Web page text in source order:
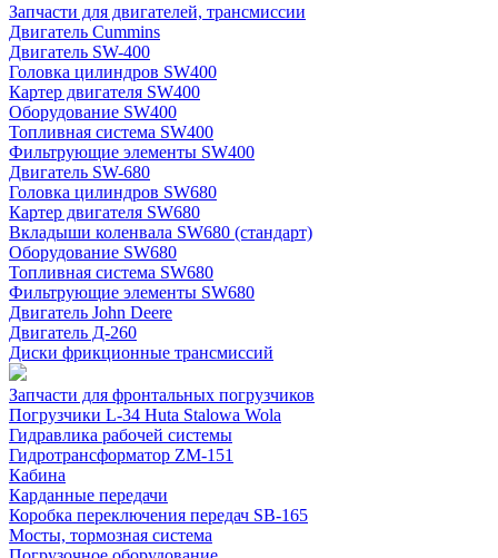
Запчасти для двигателей, трансмиссии
Двигатель Cummins
Двигатель SW-400
Головка цилиндров SW400
Картер двигателя SW400
Оборудование SW400
Топливная система SW400
Фильтрующие элементы SW400
Двигатель SW-680
Головка цилиндров SW680
Картер двигателя SW680
Вкладыши коленвала SW680 (стандарт)
Оборудование SW680
Топливная система SW680
Фильтрующие элементы SW680
Двигатель John Deere
Двигатель Д-260
Диски фрикционные трансмиссий
Запчасти для фронтальных погрузчиков
Погрузчики L-34 Huta Stalowa Wola
Гидравлика рабочей системы
Гидротрансформатор ZM-151
Кабина
Карданные передачи
Коробка переключения передач SB-165
Мосты, тормозная система